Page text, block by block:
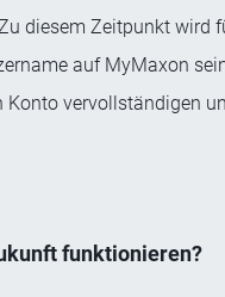
diesem Zeitpunkt wird
auf MyMaxon
vervollständigen
funktionieren?